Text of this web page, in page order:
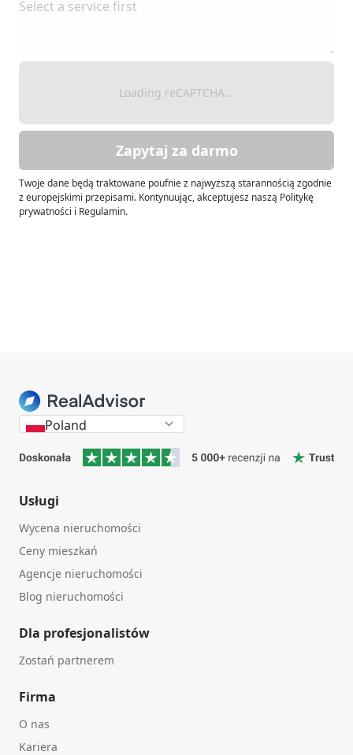
Loading reCAPTCHA...
Zapytaj za darmo
Twoje dane będą traktowane poufnie z najwyższą starannością zgodnie
z europejskimi przepisami. Kontynuując, akceptujesz naszą Politykę
prywatności i Regulamin.
Poland
Usługi
Wycena nieruchomości
Ceny mieszkań
Agencje nieruchomości
Blog nieruchomości
Dla profesjonalistów
Zostań partnerem
Firma
O nas
Kariera